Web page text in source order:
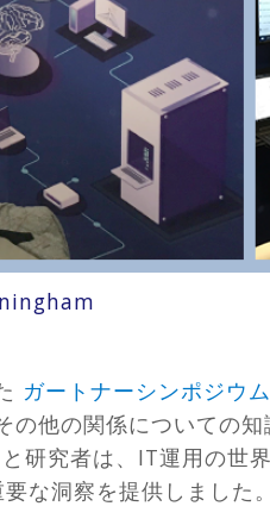
ガートナーシンポジウム
他の関係についての知
研究者は、IT運用の世
な洞察を提供しました。